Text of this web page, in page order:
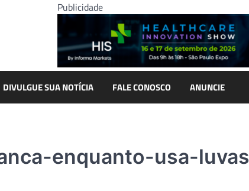
Publicidade
DIVULGUE SUA NOTÍCIA FALE CONOSCO ANUNCIE
enquanto-usa-luvas